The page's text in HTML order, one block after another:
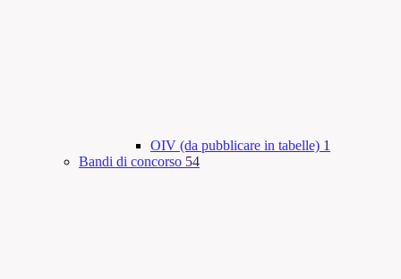
OIV (da pubblicare in tabelle) 1
Bandi di concorso 54